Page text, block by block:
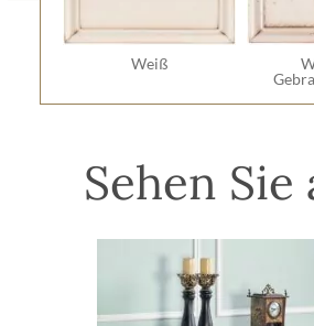
Weiß
Sehen Sie